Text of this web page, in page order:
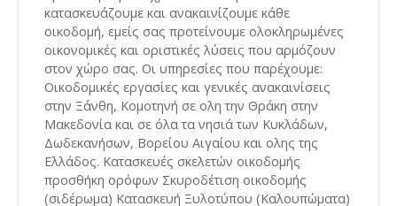
κατασκευάζουμε και ανακαινίζουμε κάθε
οικοδομή, εμείς σας προτείνουμε ολοκληρωμένες
οικονομικές και οριστικές λύσεις που αρμόζουν
στον χώρο σας. Οι υπηρεσίες που παρέχουμε:
Οικοδομικές εργασίες και γενικές ανακαινίσεις
στην Ξάνθη, Κομοτηνή σε ολη την Θράκη στην
Μακεδονία και σε όλα τα νησιά των Κυκλάδων,
Δωδεκανήσων, Βορείου Αιγαίου και ολης της
Ελλάδος. Κατασκευές σκελετών οικοδομής
προσθήκη ορόφων Σκυροδέτιση οικοδομής
(σιδέρωμα) Κατασκευή Ξυλοτύπου (Καλουπώματα)